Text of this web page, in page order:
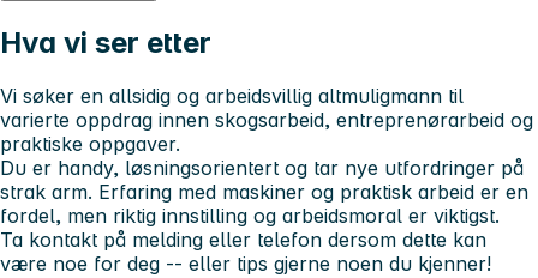
Hva vi ser etter
Vi søker en allsidig og arbeidsvillig altmuligmann til
varierte oppdrag innen skogsarbeid, entreprenørarbeid og
praktiske oppgaver.
Du er handy, løsningsorientert og tar nye utfordringer på
strak arm. Erfaring med maskiner og praktisk arbeid er en
fordel, men riktig innstilling og arbeidsmoral er viktigst.
Ta kontakt på melding eller telefon dersom dette kan
være noe for deg -- eller tips gjerne noen du kjenner!